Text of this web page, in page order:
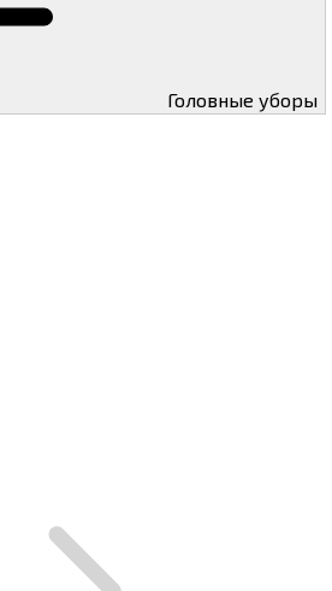
Головные уборы